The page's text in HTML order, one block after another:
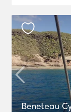
Beneteau